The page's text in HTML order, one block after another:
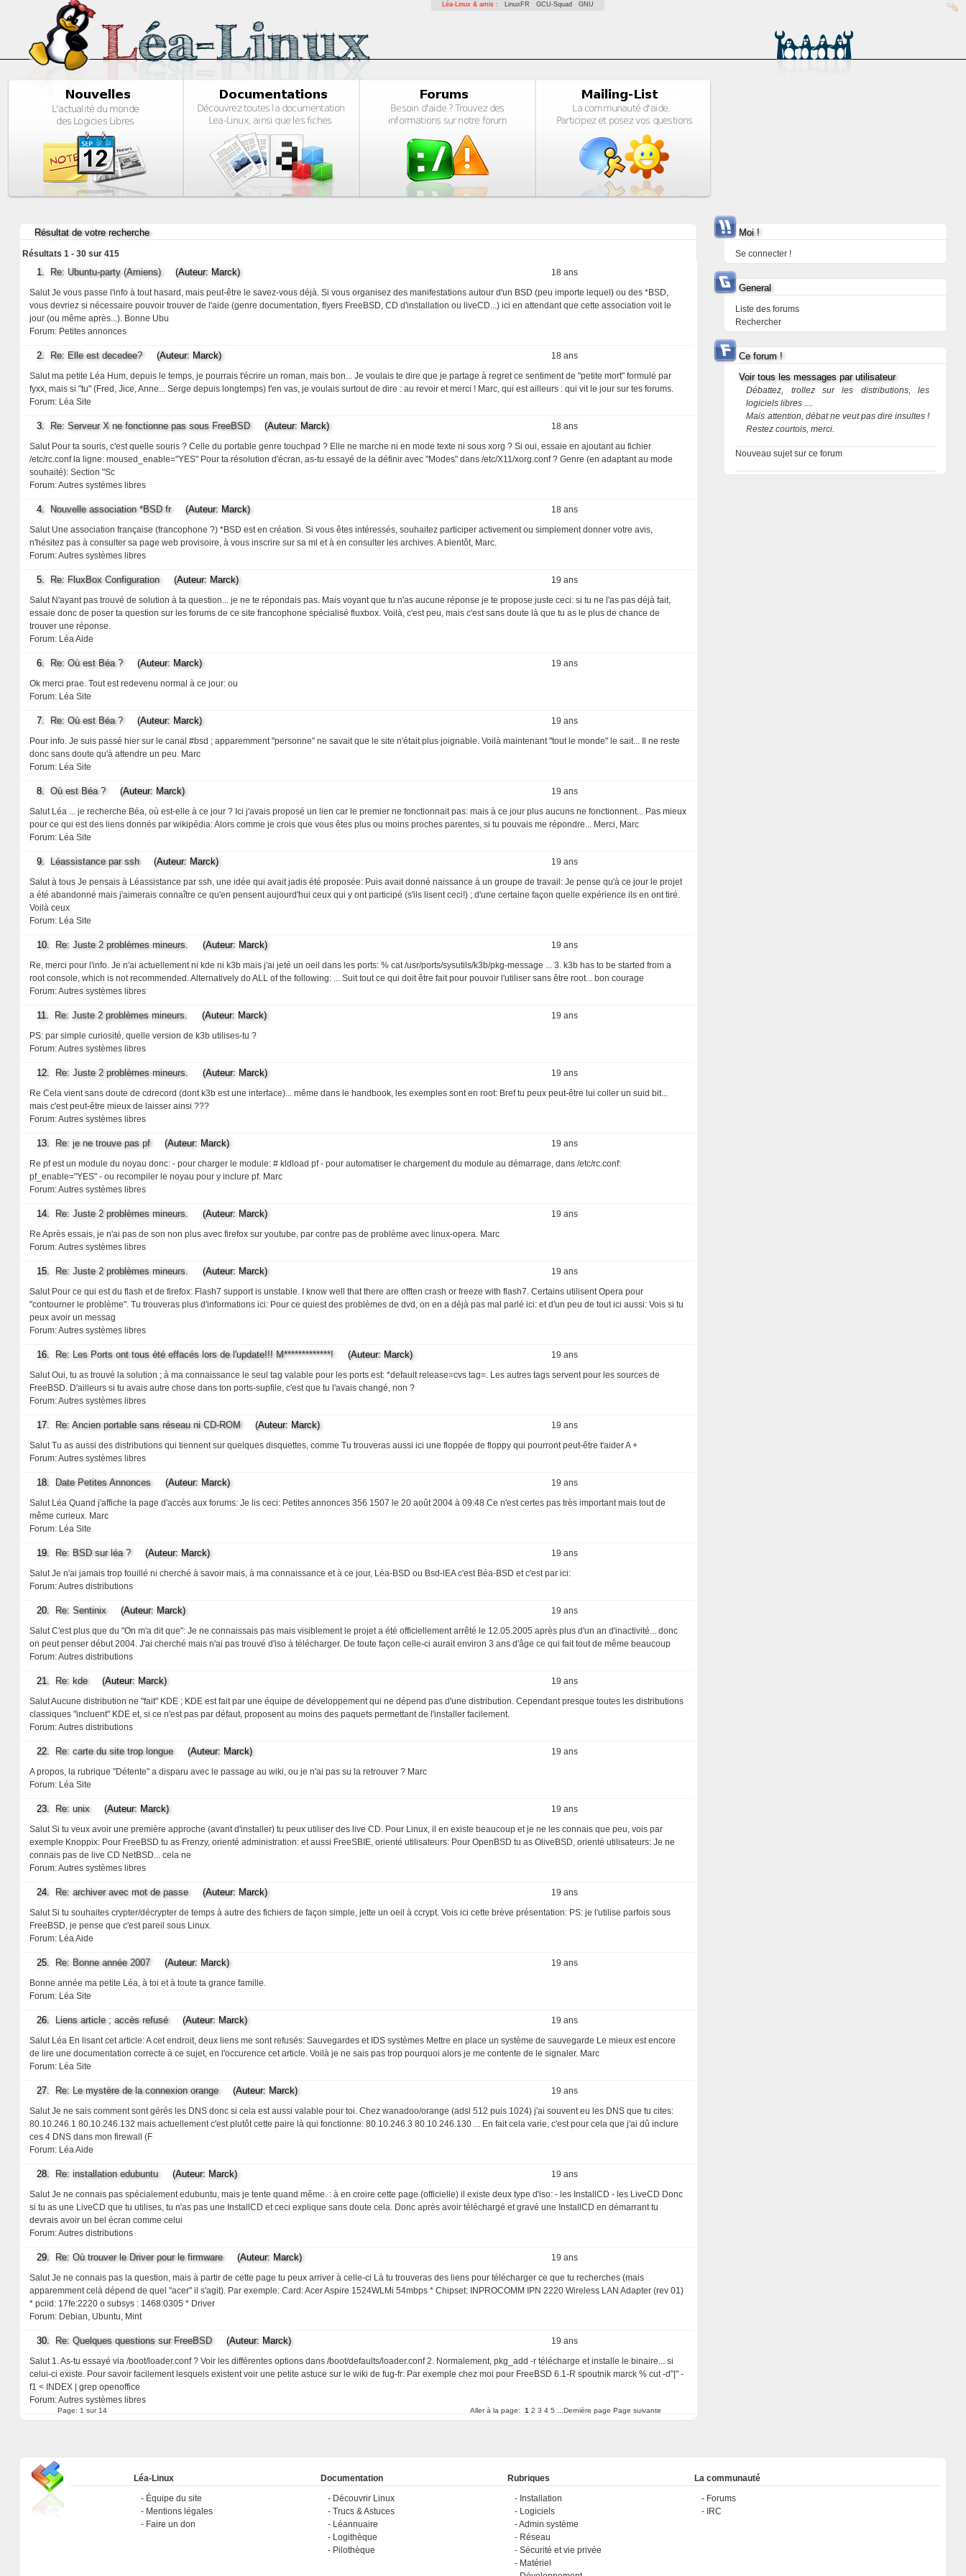
Léa-Linux & amis : LinuxFR GCU-Squad GNU
Résultat de votre recherche
Résultats 1 - 30 sur 415
18 ans
1. Re: Ubuntu-party (Amiens)(Auteur: Marck)
Salut Je vous passe l'info à tout hasard, mais peut-être le savez-vous déjà. Si vous organisez des manifestations autour d'un BSD (peu importe lequel) ou des *BSD,
vous devriez si nécessaire pouvoir trouver de l'aide (genre documentation, flyers FreeBSD, CD d'installation ou liveCD...) ici en attendant que cette association voit le
jour (ou même après...). Bonne Ubu
Forum: Petites annonces
18 ans
2. Re: Elle est decedee?(Auteur: Marck)
Salut ma petite Léa Hum, depuis le temps, je pourrais t'écrire un roman, mais bon... Je voulais te dire que je partage à regret ce sentiment de "petite mort" formulé par
fyxx, mais si "tu" (Fred, Jice, Anne... Serge depuis longtemps) t'en vas, je voulais surtout de dire : au revoir et merci ! Marc, qui est ailleurs : qui vit le jour sur tes forums.
Forum: Léa Site
18 ans
3. Re: Serveur X ne fonctionne pas sous FreeBSD(Auteur: Marck)
Salut Pour ta souris, c'est quelle souris ? Celle du portable genre touchpad ? Elle ne marche ni en mode texte ni sous xorg ? Si oui, essaie en ajoutant au fichier
/etc/rc.conf la ligne: moused_enable="YES" Pour ta résolution d'écran, as-tu essayé de la définir avec "Modes" dans /etc/X11/xorg.conf ? Genre (en adaptant au mode
souhaité): Section "Sc
Forum:Autres systèmes libres
18 ans
4. Nouvelle association *BSD fr(Auteur: Marck)
Salut Une association française (francophone ?) *BSD est en création. Si vous êtes intéressés, souhaitez participer activement ou simplement donner votre avis,
n'hésitez pas à consulter sa page web provisoire, à vous inscrire sur sa ml et à en consulter les archives. A bientôt, Marc.
Forum:Autres systèmes libres
19 ans
5. Re: FluxBox Configuration(Auteur: Marck)
Salut N'ayant pas trouvé de solution à ta question... je ne te répondais pas. Mais voyant que tu n'as aucune réponse je te propose juste ceci: si tu ne l'as pas déjà fait,
essaie donc de poser ta question sur les forums de ce site francophone spécialisé fluxbox. Voilà, c'est peu, mais c'est sans doute là que tu as le plus de chance de
trouver une réponse.
Forum: Léa Aide
19 ans
6. Re: Où est Béa ?(Auteur: Marck)
Ok merci prae. Tout est redevenu normal à ce jour: ou
Forum: Léa Site
19 ans
7. Re: Où est Béa ?(Auteur: Marck)
Pour info. Je suis passé hier sur le canal #bsd ; apparemment "personne" ne savait que le site n'était plus joignable. Voilà maintenant "tout le monde" le sait... Il ne reste
donc sans doute qu'à attendre un peu. Marc
Forum: Léa Site
19 ans
8. Où est Béa ?(Auteur: Marck)
Salut Léa ... je recherche Béa, où est-elle à ce jour ? Ici j'avais proposé un lien car le premier ne fonctionnait pas: mais à ce jour plus aucuns ne fonctionnent... Pas mieux
pour ce qui est des liens donnés par wikipédia: Alors comme je crois que vous êtes plus ou moins proches parentes, si tu pouvais me répondre... Merci, Marc
Forum: Léa Site
19 ans
9. Léassistance par ssh(Auteur: Marck)
Salut à tous Je pensais à Léassistance par ssh, une idée qui avait jadis été proposée: Puis avait donné naissance à un groupe de travail: Je pense qu'à ce jour le projet
a été abandonné mais j'aimerais connaître ce qu'en pensent aujourd'hui ceux qui y ont participé (s'ils lisent ceci!) ; d'une certaine façon quelle expérience ils en ont tiré.
Voilà ceux
Forum: Léa Site
19 ans
10. Re: Juste 2 problèmes mineurs. (Auteur: Marck)
Re, merci pour l'info. Je n'ai actuellement ni kde ni k3b mais j'ai jeté un oeil dans les ports: % cat /usr/ports/sysutils/k3b/pkg-message ... 3. k3b has to be started from a
root console, which is not recommended. Alternatively do ALL of the following: ... Suit tout ce qui doit être fait pour pouvoir l'utiliser sans être root... bon courage
Forum:Autres systèmes libres
19 ans
11. Re: Juste 2 problèmes mineurs. (Auteur: Marck)
PS: par simple curiosité, quelle version de k3b utilises-tu ?
Forum:Autres systèmes libres
19 ans
12. Re: Juste 2 problèmes mineurs. (Auteur: Marck)
Re Cela vient sans doute de cdrecord (dont k3b est une interface)... même dans le handbook, les exemples sont en root: Bref tu peux peut-être lui coller un suid bit...
mais c'est peut-être mieux de laisser ainsi ???
Forum:Autres systèmes libres
19 ans
13. Re: je ne trouve pas pf(Auteur: Marck)
Re pf est un module du noyau donc: - pour charger le module: # kldload pf - pour automatiser le chargement du module au démarrage, dans /etc/rc.conf:
pf_enable="YES" - ou recompiler le noyau pour y inclure pf. Marc
Forum:Autres systèmes libres
19 ans
14. Re: Juste 2 problèmes mineurs. (Auteur: Marck)
Re Après essais, je n'ai pas de son non plus avec firefox sur youtube, par contre pas de problème avec linux-opera. Marc
Forum:Autres systèmes libres
19 ans
15. Re: Juste 2 problèmes mineurs. (Auteur: Marck)
Salut Pour ce qui est du flash et de firefox: Flash7 support is unstable. I know well that there are offten crash or freeze with flash7. Certains utilisent Opera pour
"contourner le problème". Tu trouveras plus d'informations ici: Pour ce quiest des problèmes de dvd, on en a déjà pas mal parlé ici: et d'un peu de tout ici aussi: Vois si tu
peux avoir un messag
Forum:Autres systèmes libres
19 ans
16. Re: Les Ports ont tous été effacés lors de l'update!!! M*************! (Auteur: Marck)
Salut Oui, tu as trouvé la solution ; à ma connaissance le seul tag valable pour les ports est: *default release=cvs tag=. Les autres tags servent pour les sources de
FreeBSD. D'ailleurs si tu avais autre chose dans ton ports-supfile, c'est que tu l'avais changé, non ?
Forum:Autres systèmes libres
19 ans
17. Re: Ancien portable sans réseau ni CD-ROM(Auteur: Marck)
Salut Tu as aussi des distributions qui tiennent sur quelques disquettes, comme Tu trouveras aussi ici une floppée de floppy qui pourront peut-être t'aider A +
Forum:Autres systèmes libres
19 ans
18. Date Petites Annonces(Auteur: Marck)
Salut Léa Quand j'affiche la page d'accès aux forums: Je lis ceci: Petites annonces 356 1507 le 20 août 2004 à 09:48 Ce n'est certes pas très important mais tout de
même curieux. Marc
Forum: Léa Site
19 ans
19. Re: BSD sur léa ?(Auteur: Marck)
Salut Je n'ai jamais trop fouillé ni cherché à savoir mais, à ma connaissance et à ce jour, Léa-BSD ou Bsd-lEA c'est Béa-BSD et c'est par ici:
Forum:Autres distributions
19 ans
20. Re: Sentinix(Auteur: Marck)
Salut C'est plus que du "On m'a dit que": Je ne connaissais pas mais visiblement le projet a été officiellement arrêté le 12.05.2005 après plus d'un an d'inactivité... donc
on peut penser début 2004. J'ai cherché mais n'ai pas trouvé d'iso à télécharger. De toute façon celle-ci aurait environ 3 ans d'âge ce qui fait tout de même beaucoup
Forum:Autres distributions
19 ans
21. Re: kde(Auteur: Marck)
Salut Aucune distribution ne "fait" KDE ; KDE est fait par une équipe de développement qui ne dépend pas d'une distribution. Cependant presque toutes les distributions
classiques "incluent" KDE et, si ce n'est pas par défaut, proposent au moins des paquets permettant de l'installer facilement.
Forum:Autres distributions
19 ans
22. Re: carte du site trop longue(Auteur: Marck)
A propos, la rubrique "Détente" a disparu avec le passage au wiki, ou je n'ai pas su la retrouver ? Marc
Forum: Léa Site
19 ans
23. Re: unix(Auteur: Marck)
Salut Si tu veux avoir une première approche (avant d'installer) tu peux utiliser des live CD. Pour Linux, il en existe beaucoup et je ne les connais que peu, vois par
exemple Knoppix: Pour FreeBSD tu as Frenzy, orienté administration: et aussi FreeSBIE, orienté utilisateurs: Pour OpenBSD tu as OliveBSD, orienté utilisateurs: Je ne
connais pas de live CD NetBSD... cela ne
Forum:Autres systèmes libres
19 ans
24. Re: archiver avec mot de passe(Auteur: Marck)
Salut Si tu souhaites crypter/décrypter de temps à autre des fichiers de façon simple, jette un oeil à ccrypt. Vois ici cette brève présentation: PS: je l'utilise parfois sous
FreeBSD, je pense que c'est pareil sous Linux.
Forum: Léa Aide
19 ans
25. Re: Bonne année 2007(Auteur: Marck)
Bonne année ma petite Léa, à toi et à toute ta grance famille.
Forum: Léa Site
19 ans
26. Liens article ; accès refusé(Auteur: Marck)
Salut Léa En lisant cet article: A cet endroit, deux liens me sont refusés: Sauvegardes et IDS systèmes Mettre en place un système de sauvegarde Le mieux est encore
de lire une documentation correcte à ce sujet, en l'occurence cet article. Voilà je ne sais pas trop pourquoi alors je me contente de le signaler. Marc
Forum: Léa Site
19 ans
27. Re: Le mystère de la connexion orange(Auteur: Marck)
Salut Je ne sais comment sont gérés les DNS donc si cela est aussi valable pour toi. Chez wanadoo/orange (adsl 512 puis 1024) j'ai souvent eu les DNS que tu cites:
80.10.246.1 80.10.246.132 mais actuellement c'est plutôt cette paire là qui fonctionne: 80.10.246.3 80.10.246.130 ... En fait cela varie, c'est pour cela que j'ai dû inclure
ces 4 DNS dans mon firewall (F
Forum: Léa Aide
19 ans
28. Re: installation edubuntu(Auteur: Marck)
Salut Je ne connais pas spécialement edubuntu, mais je tente quand même. : à en croire cette page (officielle) il existe deux type d'iso: - les InstallCD - les LiveCD Donc
si tu as une LiveCD que tu utilises, tu n'as pas une InstallCD et ceci explique sans doute cela. Donc après avoir téléchargé et gravé une InstallCD en démarrant tu
devrais avoir un bel écran comme celui
Forum:Autres distributions
19 ans
29. Re: Où trouver le Driver pour le firmware(Auteur: Marck)
Salut Je ne connais pas la question, mais à partir de cette page tu peux arriver à celle-ci Là tu trouveras des liens pour télécharger ce que tu recherches (mais
apparemment celà dépend de quel "acer" il s'agit). Par exemple: Card: Acer Aspire 1524WLMi 54mbps * Chipset: INPROCOMM IPN 2220 Wireless LAN Adapter (rev 01)
* pciid: 17fe:2220 o subsys : 1468:0305 * Driver
Forum: Debian, Ubuntu, Mint
19 ans
30. Re: Quelques questions sur FreeBSD(Auteur: Marck)
Salut 1. As-tu essayé via /boot/loader.conf ? Voir les différentes options dans /boot/defaults/loader.conf 2. Normalement, pkg_add -r télécharge et installe le binaire... si
celui-ci existe. Pour savoir facilement lesquels existent voir une petite astuce sur le wiki de fug-fr: Par exemple chez moi pour FreeBSD 6.1-R spoutnik marck % cut -d"|" -
f1 < INDEX | grep openoffice
Forum:Autres systèmes libres
Aller à la page: 1 2 3 4 5 ...Dernière page Page suivante
Page: 1 sur 14
Moi !
Se connecter !
General
Liste des forums
Rechercher
Ce forum !
Voir tous les messages par utilisateur
Débattez, trollez sur les distributions, les
logiciels libres ....
Mais attention, débat ne veut pas dire insultes !
Restez courtois, merci.
Nouveau sujet sur ce forum
Léa-Linux
Équipe du site
Mentions légales
Faire un don
Documentation
Découvrir Linux
Trucs & Astuces
Léannuaire
Logithèque
Pilothèque
Rubriques
Installation
Logiciels
Admin système
Réseau
Sécurité et vie privée
Matériel
La communauté
Forums
IRC